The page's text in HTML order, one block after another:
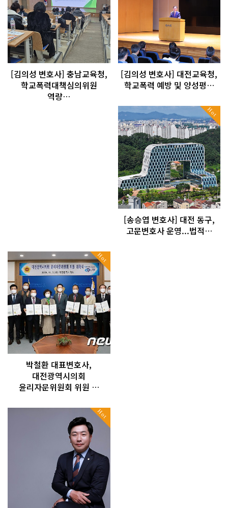
[김의성 변호사] 충남교육청,
학교폭력대책심의위원
역량…
[김의성 변호사] 대전교육청,
학교폭력 예방 및 양성평…
Hot
[송승엽 변호사] 대전 동구,
고문변호사 운영...법적…
Hot
박철환 대표변호사,
대전광역시의회
윤리자문위원회 위원 …
Hot